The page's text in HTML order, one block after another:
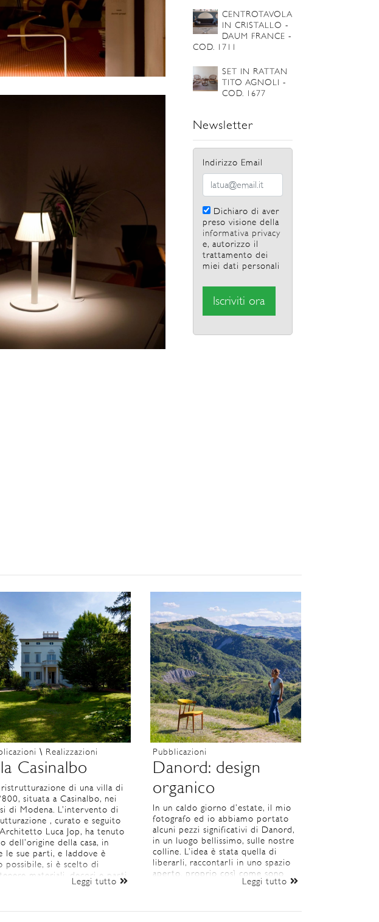
CENTROTAVOLA
IN CRISTALLO -
DAUM FRANCE -
COD. 1711
SET IN RATTAN
TITO AGNOLI -
COD. 1677
Newsletter
Indirizzo Email
Dichiaro di aver
preso visione della
informativa privacy
e, autorizzo il
trattamento dei
miei dati personali
\ Realizzazioni
Casinalbo
ristrutturazione di una villa di
situata a Casinalbo, nei
di Modena. L’intervento di
, curato e seguito
Luca Jop, ha tenuto
dell’origine della casa, in
le sue parti, e laddove è
possibile, si è scelto di
materiali, decori e parti
nella sua integrità.
Leggi tutto
Pubblicazioni
Danord: design
organico
In un caldo giorno d’estate, il mio
fotografo ed io abbiamo portato
alcuni pezzi significativi di Danord,
in un luogo bellissimo, sulle nostre
colline. L’idea è stata quella di
liberarli, raccontarli in uno spazio
aperto, proprio così come sono
stati pensati, sin dalla loro origine.
Leggi tutto